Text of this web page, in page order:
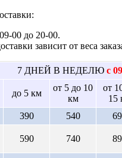
00 до 20-00.
зависит от веса
7 ДНЕЙ В НЕДЕЛЮ с
до 5 км
от 5 до 10
км
от
15
390 540
590 740